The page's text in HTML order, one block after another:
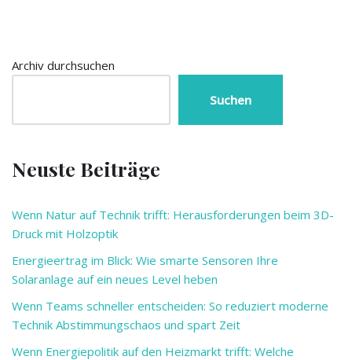
Archiv durchsuchen
Suchen
Neuste Beiträge
Wenn Natur auf Technik trifft: Herausforderungen beim 3D-
Druck mit Holzoptik
Energieertrag im Blick: Wie smarte Sensoren Ihre
Solaranlage auf ein neues Level heben
Wenn Teams schneller entscheiden: So reduziert moderne
Technik Abstimmungschaos und spart Zeit
Wenn Energiepolitik auf den Heizmarkt trifft: Welche